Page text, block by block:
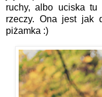
ruchy, albo uciska
rzeczy. Ona jest jak
piżamka :)